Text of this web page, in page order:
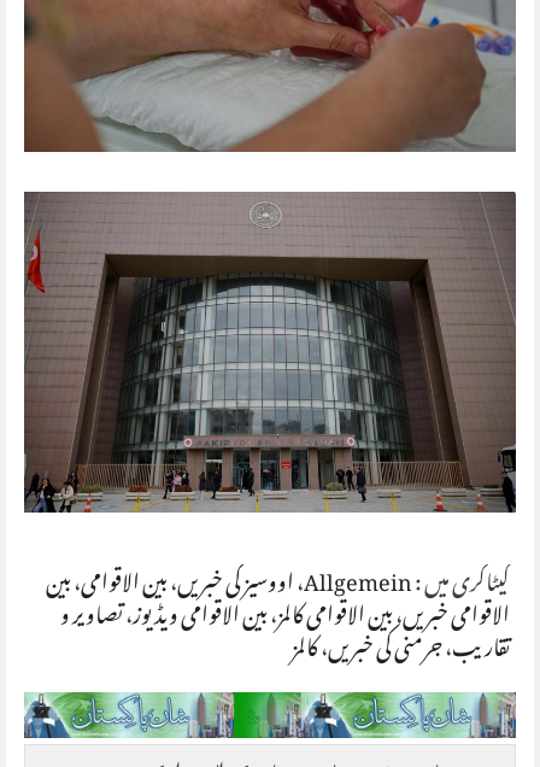
کیٹاگری میں :Allgemein،اووسیز کی خبریں،بین الاقوامی،بین الاقوامی خبریں،بین الاقوامی کالمز،بین الاقوامی ویڈیوز،تصاویر و تقاریب،جرمنی کی خبریں،کالمز